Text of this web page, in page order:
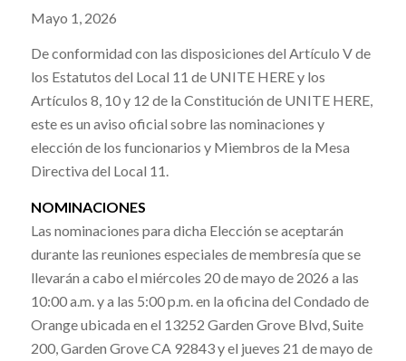
Mayo 1, 2026
De conformidad con las disposiciones del Artículo V de
los Estatutos del Local 11 de UNITE HERE y los
Artículos 8, 10 y 12 de la Constitución de UNITE HERE,
este es un aviso oficial sobre las nominaciones y
elección de los funcionarios y Miembros de la Mesa
Directiva del Local 11.
NOMINACIONES
Las nominaciones para dicha Elección se aceptarán
durante las reuniones especiales de membresía que se
llevarán a cabo el miércoles 20 de mayo de 2026 a las
10:00 a.m. y a las 5:00 p.m. en la oficina del Condado de
Orange ubicada en el 13252 Garden Grove Blvd, Suite
200, Garden Grove CA 92843 y el jueves 21 de mayo de